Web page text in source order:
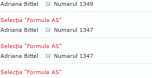
Adriana Bittel
Numarul 1349
Selecţia "Formula AS"
Adriana Bittel
Numarul 1347
Selecţia "Formula AS"
Adriana Bittel
Numarul 1347
Selecţia "Formula AS"